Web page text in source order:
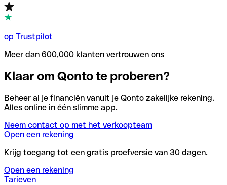
op Trustpilot
Meer dan 600,000 klanten vertrouwen ons
Klaar om Qonto te proberen?
Beheer al je financiën vanuit je Qonto zakelijke rekening.
Alles online in één slimme app.
Neem contact op met het verkoopteam
Open een rekening
Krijg toegang tot een gratis proefversie van 30 dagen.
Open een rekening
Tarieven